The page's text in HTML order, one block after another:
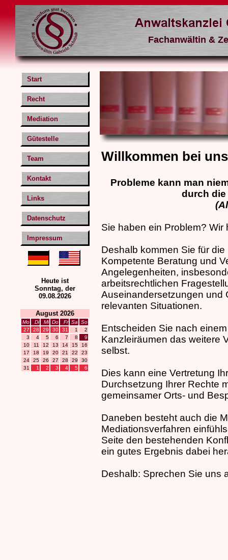
Start
Recht
Mediation
Gütestelle
Team
Kontakt
Links
Datenschutz
Impressum
Heute ist
Sonntag, der
09.08.2026
August 2026
Mo Di Mi Do Fr Sa
So
27
28 29 30 31 1
2
3
4 5 6 7 8
9
10
11 12 13 14 15
16
17
18 19 20 21 22
23
24
25 26 27 28 29
30
31
1 2 3 4 5 6
Willkommen bei
Probleme kann man
durch
Sie haben ein Problem?
Deshalb kommen Sie für
Kompetente Beratung und
Angelegenheiten,
arbeitsrechtlichen
Auseinandersetzungen und
relevanten Situationen.
Entscheiden Sie nach
Kanzleiräumen das weitere
selbst.
Dies kann eine Vertretung
Durchsetzung Ihrer Rechte
gemeinsamer Orts- und
Daneben besteht auch die
Mediationsverfahren
Seite den bestehenden
ein gutes Ergebnis dabei
Deshalb: Sprechen Sie uns